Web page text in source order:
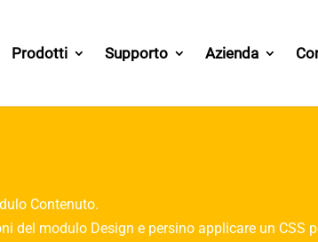
Prodotti Supporto Azienda
Contenuto.
del modulo Design e persino applicare un CSS